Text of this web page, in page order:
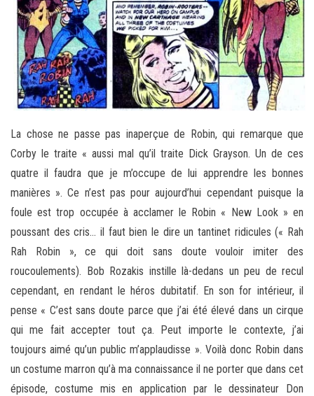
La chose ne passe pas inaperçue de Robin, qui remarque que
Corby le traite « aussi mal qu’il traite Dick Grayson. Un de ces
quatre il faudra que je m’occupe de lui apprendre les bonnes
manières ». Ce n’est pas pour aujourd’hui cependant puisque la
foule est trop occupée à acclamer le Robin « New Look » en
poussant des cris… il faut bien le dire un tantinet ridicules (« Rah
Rah Robin », ce qui doit sans doute vouloir imiter des
roucoulements). Bob Rozakis instille là-dedans un peu de recul
cependant, en rendant le héros dubitatif. En son for intérieur, il
pense « C’est sans doute parce que j’ai été élevé dans un cirque
qui me fait accepter tout ça. Peut importe le contexte, j’ai
toujours aimé qu’un public m’applaudisse ». Voilà donc Robin dans
un costume marron qu’à ma connaissance il ne porter que dans cet
épisode, costume mis en application par le dessinateur Don